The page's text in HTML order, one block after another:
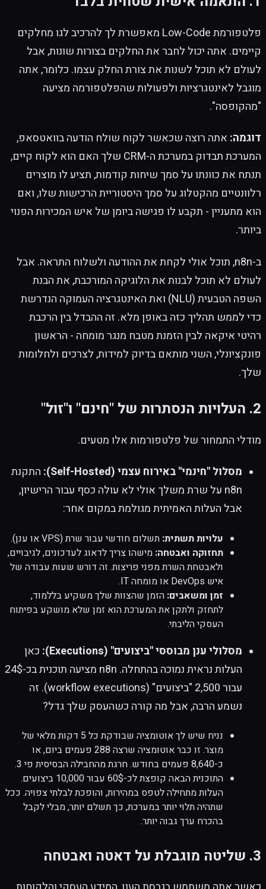
פלטפורמת Low-Code מאפשרת לך להרכיב לגו מחלקים
קיימים. אתה יכול לחבר את החלקים בצורות שונות, אבל
לעולם לא תוכל לשנות את צורת החלק עצמו. כלומר, אתה
מוגבל לאינטגרציות ולפעולות שהפלטפורמה מציעה
"מהקופסה".
דוגמה: אתה רוצה שכאשר לקוח שולח הודעה בוואטסאפ,
המערכת תבדוק במערכת ה-CRM שלך האם הוא לקוח קיים,
תנתח את כוונתו על סמך שיחות קודמות, תציע לו מוצרים
רלוונטיים מהקטלוג על סמך היסטוריית הרכישות שלו, ואם
הוא מתעניין - תקבע לו פגישה ביומן של איש המכירות הפנוי
ביותר.
ב-n8n, תוכל אולי לקחת את ההודעה ולשלוח התראה. אבל
לעולם לא תוכל לבנות את הלוגיקה המורכבת, את הבנת
השפה הטבעית (NLU) ואת האינטגרציה העמוקה הנדרשת
כדי לממש תהליך כזה באופן מלא. זה ההבדל בין הרכבת
רהיטי איקאה לבין הזמנת מטבח מנגר מומחה - הראשון
פונקציונלי, השני מותאם בדיוק למידות, לצרכים ולחלומות
שלך.
2. העלויות הנסתרות של "חינם" ו"זול"
מודלי התמחור של פלטפורמות אלו מטעים.
מסלול "חינמי" באירוח עצמי (Self-Hosted):
התקנת
n8n על שרת משלך אולי לא עולה כסף עבור הרישיון,
אבל העלות האמיתית מגולמת במקום אחר:
עלויות תשתית: תשלום חודשי עבור שרת (VPS או ענן).
תחזוקה ואבטחה: מישהו צריך לדאוג לעדכונים, לגיבויים,
ולאבטחת השרת מפני פריצות. זה דורש שעות עבודה של
איש DevOps או מומחה IT.
זמן ומשאבים: הזמן שהצוות שלך משקיע בללמוד,
לתחזק ולתקן את המערכת הוא זמן שלא מושקע בפיתוח
העסקי הליבתי.
מסלולי ענן מבוססי "ביצועים" (Executions):
כאן
העלות נראית נמוכה בהתחלה. n8n מציעה תוכנית בכ-24$
עבור 2,500 "ביצועים" (workflow executions). זה
נשמע הרבה, אבל מה קורה כשהעסק שלך גדל?
נניח שיש לך אוטומציה שבודקת כל 5 דקות מלאי של
מוצר. זו כבר אוטומציה שרצה 288 פעמים ביום, או
כ-8,640 פעמים בחודש. חרגת מהחבילה הבסיסית פי 3.
התוכנית הבאה קופצת לכ-60$ עבור 10,000 ביצועים.
העלות מתחילה לטפס במהירות, והופכת לבלתי צפויה. ככל
שתהיה תלוי יותר במערכת, כך תשלם יותר, מבלי לקבל
בהכרח ערך גבוה יותר.
3. שליטה מוגבלת על דאטה ואבטחה